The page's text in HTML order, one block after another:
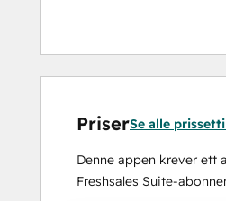
PriserSe alle
Denne appen krever ett
Freshsales Suite-